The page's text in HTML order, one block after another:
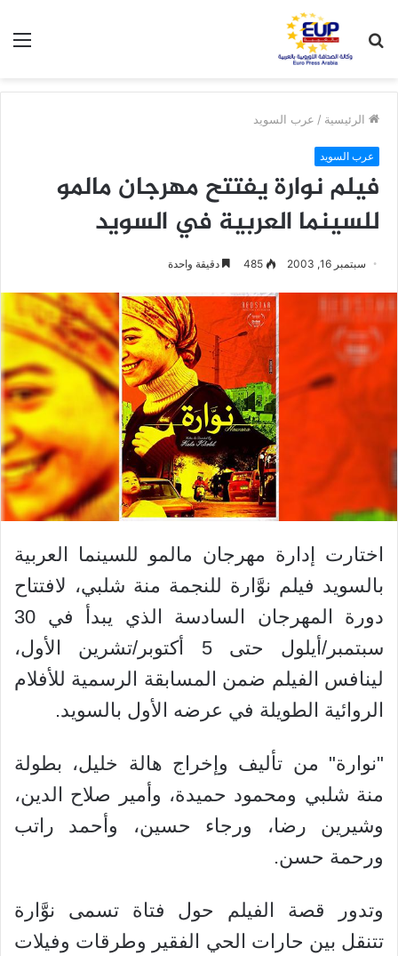
عن
الرئيسية / عرب السويد
عرب السويد
فيلم نوارة يفتتح مهرجان مالمو
للسينما العربية في السويد
سبتمبر 16, 2003 485 دقيقة واحدة
اختارت إدارة مهرجان مالمو للسينما العربية
بالسويد فيلم نوَّارة للنجمة منة شلبي، لافتتاح
دورة المهرجان السادسة الذي يبدأ في 30
سبتمبر/أيلول حتى 5 أكتوبر/تشرين الأول،
لينافس الفيلم ضمن المسابقة الرسمية للأفلام
الروائية الطويلة في عرضه الأول بالسويد.
"نوارة" من تأليف وإخراج هالة خليل، بطولة
منة شلبي ومحمود حميدة، وأمير صلاح الدين،
وشيرين رضا، ورجاء حسين، وأحمد راتب
ورحمة حسن.
وتدور قصة الفيلم حول فتاة تسمى نوَّارة
تتنقل بين حارات الحي الفقير وطرقات وفيلات